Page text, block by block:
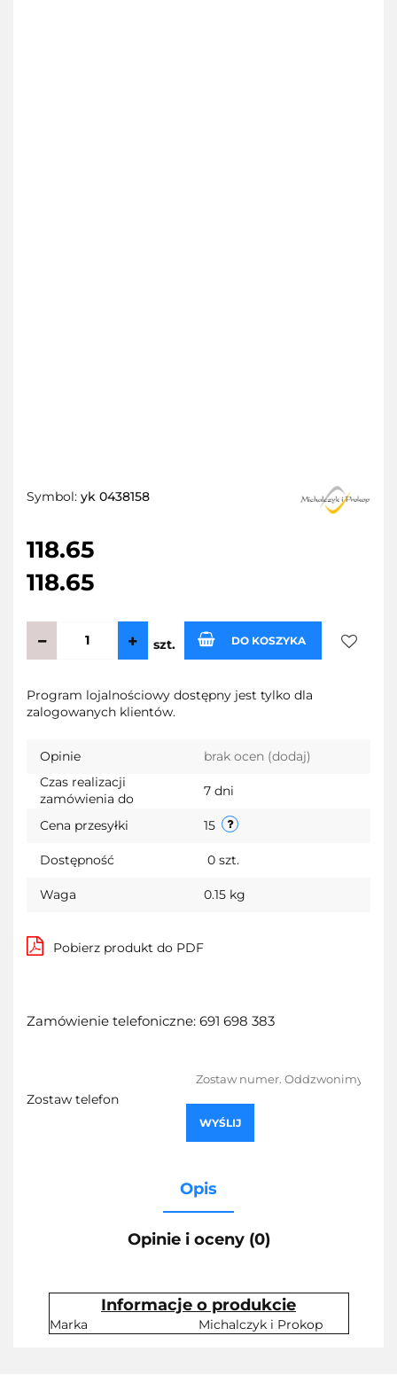
Symbol: yk 0438158
118.65
118.65
szt. DO KOSZYKA
Program lojalnościowy dostępny jest tylko dla
zalogowanych klientów.
Opinie brak ocen (dodaj)
Czas realizacji
zamówienia do
7 dni
Cena przesyłki 15
Dostępność 0 szt.
Waga 0.15 kg
Pobierz produkt do PDF
Zamówienie telefoniczne: 691 698 383
Zostaw telefon
WYŚLIJ
Opis
Opinie i oceny (0)
Informacje o produkcie
Marka Michalczyk i Prokop